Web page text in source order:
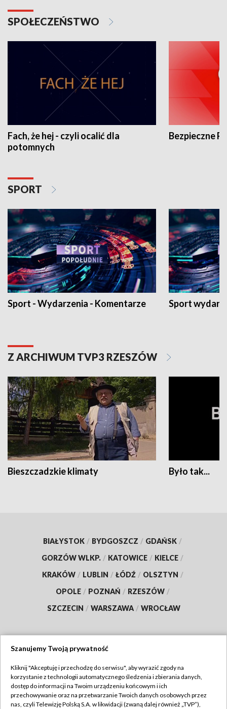
SPOŁECZEŃSTWO
Fach, że hej - czyli ocalić dla
potomnych
Bezpieczne
SPORT
Sport - Wydarzenia - Komentarze Sport
Z ARCHIWUM TVP3 RZESZÓW
Bieszczadzkie klimaty Było tak...
BIAŁYSTOK / BYDGOSZCZ / GDAŃSK /
GORZÓW WLKP. / KATOWICE / KIELCE /
KRAKÓW / LUBLIN / ŁÓDŹ / OLSZTYN /
OPOLE / POZNAŃ / RZESZÓW /
SZCZECIN / WARSZAWA / WROCŁAW
TVP
Abonament TVP
Regulamin TVP
Szanujemy Twoją prywatność
Kliknij "Akceptuję i przechodzę do serwisu", aby wyrazić zgody na
korzystanie z technologii automatycznego śledzenia i zbierania danych,
dostęp do informacji na Twoim urządzeniu końcowym i ich
przechowywanie oraz na przetwarzanie Twoich danych osobowych przez
nas, czyli Telewizję Polską S.A. w likwidacji (zwaną dalej również „TVP”),